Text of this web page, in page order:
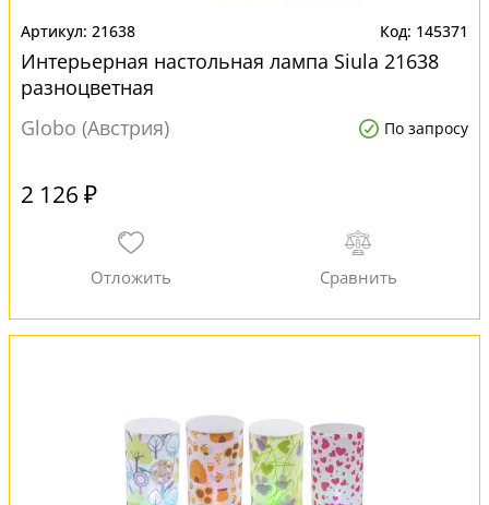
21638 145371
Интерьерная настольная лампа Siula 21638
разноцветная
Globo (Австрия)
По запросу
2 126 ₽